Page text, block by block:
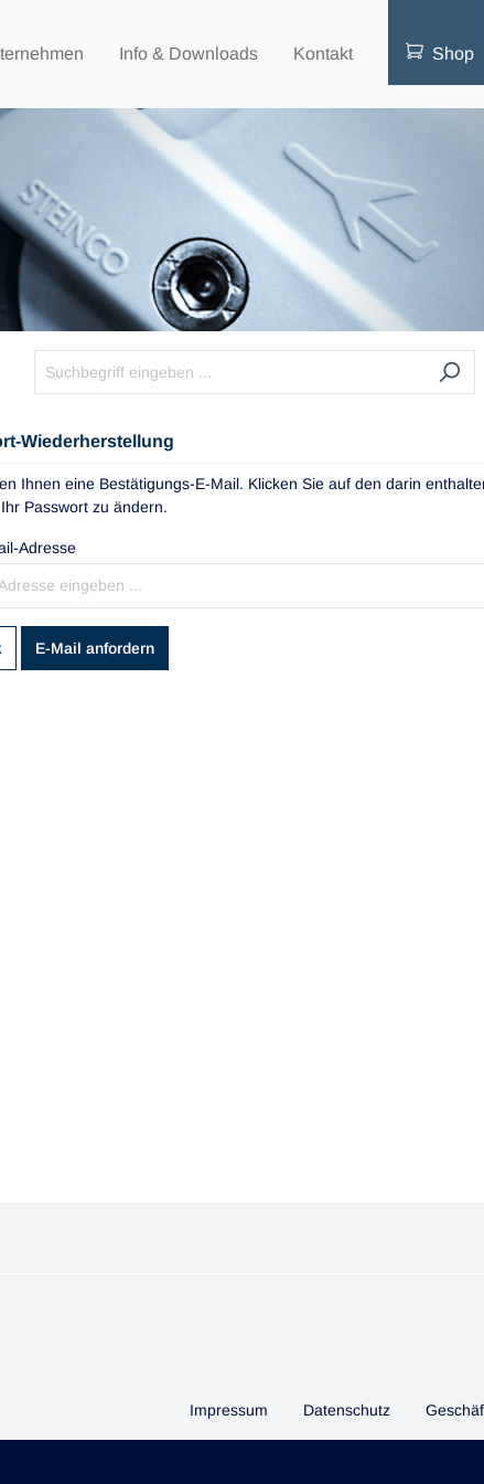
Info & Downloads Kontakt Shop
Wiederherstellung
Ihnen eine Bestätigungs-E-Mail. Klicken Sie auf den darin
Passwort zu ändern.
Adresse
E-Mail anfordern
Impressum Datenschutz